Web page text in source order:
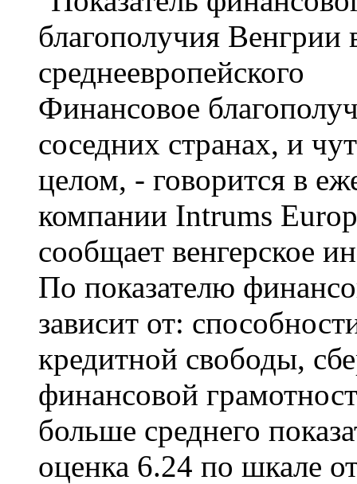
Финансовое
соседних странах, и
целом, - говорится в
компании Intrums
сообщает венгерское
По показателю
зависит от:
кредитной свободы,
финансовой
больше среднего
оценка 6.24 по шкале